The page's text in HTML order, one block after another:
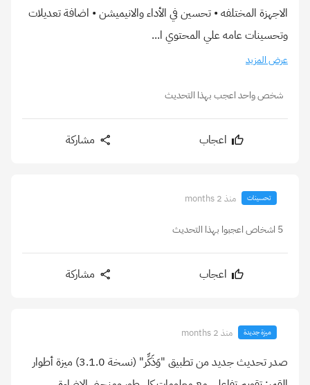
الاجهزة المختلفه • تحسين في الأداء والانيميشن • اضافة تعديلات
وتحسينات عامه علي المحتوي ا...
عرض المزيد
شخص واحد اعجب بهذا التحديث
اعجاب مشاركة
تحسينات منذ 2 months
5 اشخاص اعجبوا بهذا التحديث
اعجاب مشاركة
ميزة جديدة منذ 2 months
صدر تحديث جديد من تطبيق "وَذَكِّر" (نسخة 3.1.0) ميزة أطوار